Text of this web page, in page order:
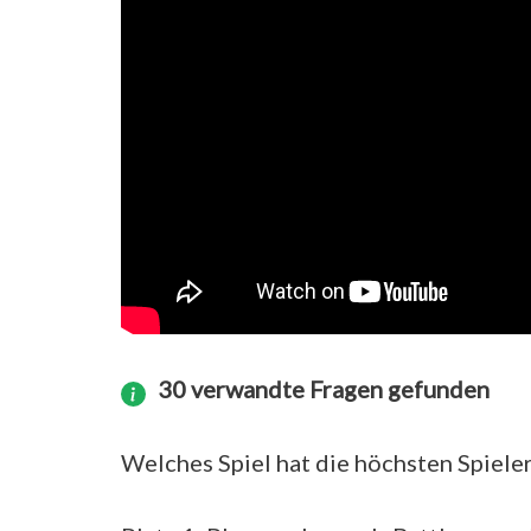
30 verwandte Fragen gefunden
Welches Spiel hat die höchsten